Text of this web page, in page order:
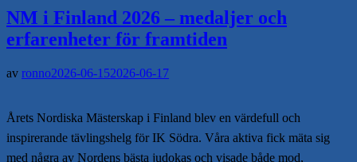
NM i Finland 2026 – medaljer och
erfarenheter för framtiden
av ronno2026-06-152026-06-17
Årets Nordiska Mästerskap i Finland blev en värdefull och
inspirerande tävlingshelg för IK Södra. Våra aktiva fick mäta sig
med några av Nordens bästa judokas och visade både mod,